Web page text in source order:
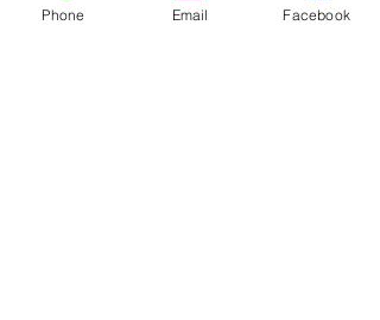
Phone Email Facebook